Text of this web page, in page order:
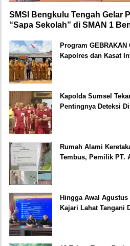
SMSI Bengkulu Tengah Gelar
“Sapa Sekolah” di SMAN 1
Program GEBRAKAN
Kapolres dan Kasat
Kapolda Sumsel
Pentingnya Deteksi
Rumah Alami
Tembus, Pemilik PT.
Hingga Awal Agustus
Kajari Lahat Tangani